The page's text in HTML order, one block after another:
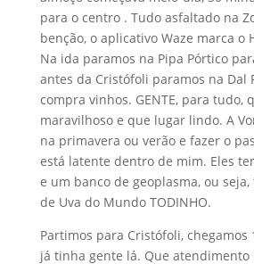
para o centro . Tudo asfaltado na
benção, o aplicativo Waze marca o
Na ida paramos na Pipa Pórtico
antes da Cristófoli paramos na Dal
compra vinhos. GENTE, para tudo,
maravilhoso e que lugar lindo. A
na primavera ou verão e fazer o
está latente dentro de mim. Eles
e um banco de geoplasma, ou seja,
de Uva do Mundo TODINHO.
Partimos para Cristófoli, chegamos
já tinha gente lá. Que atendimento